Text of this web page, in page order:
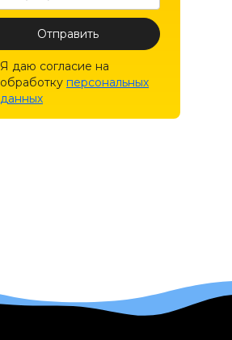
Отправить
Я даю согласие на
обработку персональных
данных